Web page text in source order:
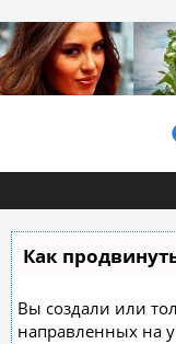
Как
Вы создали или
направленных на